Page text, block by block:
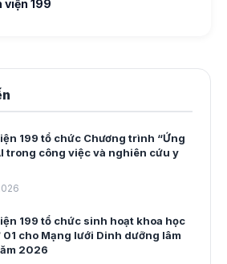
viện 199
199 tổ chức Chương trình “Ứng
trong công việc và nghiên cứu y
199 tổ chức sinh hoạt khoa học
01 cho Mạng lưới Dinh dưỡng lâm
2026